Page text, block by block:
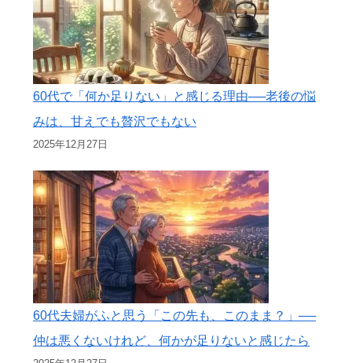
60代で「何か足りない」と感じる理由──老後の悩
みは、甘えでも贅沢でもない
2025年12月27日
60代夫婦がふと思う「この先も、このまま？」──
仲は悪くないけれど、何かが足りないと感じたら